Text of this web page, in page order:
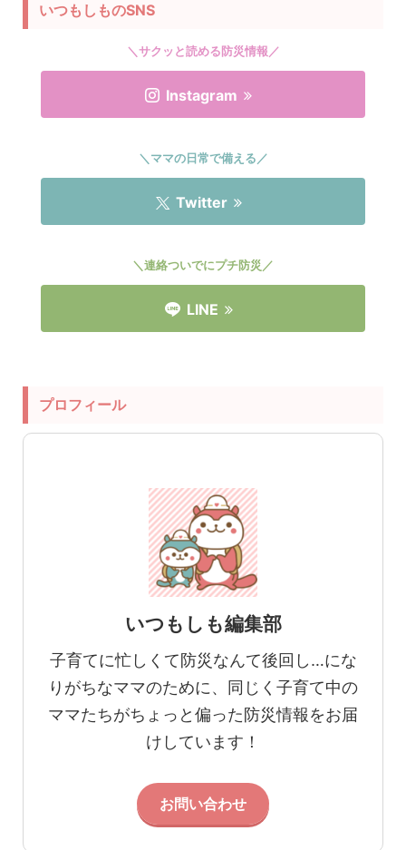
いつもしものSNS
＼サクッと読める防災情報／
Instagram
＼ママの日常で備える／
Twitter
＼連絡ついでにプチ防災／
LINE
プロフィール
いつもしも編集部
子育てに忙しくて防災なんて後回し…にな
りがちなママのために、同じく子育て中の
ママたちがちょっと偏った防災情報をお届
けしています！
お問い合わせ